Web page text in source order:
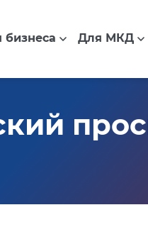
бизнеса Для МКД